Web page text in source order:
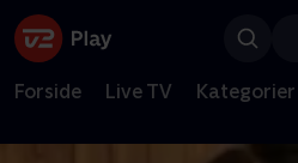
Forside Live TV Kategorier